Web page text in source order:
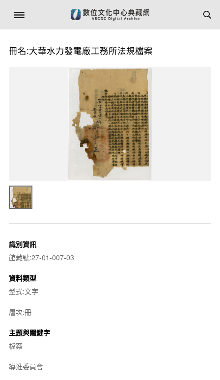
冊名:大華水力發電廠工務所法規檔案
識別資訊
館藏號:27-01-007-03
資料類型
型式:文字
層次:冊
主題與關鍵字
檔案
導淮委員會